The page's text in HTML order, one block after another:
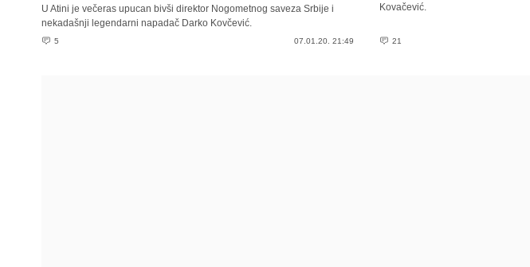
U Atini je večeras upucan bivši direktor Nogometnog saveza Srbije i
nekadašnji legendarni napadač Darko Kovčević.
5 07.01.20. 21:49
Kovačević.
21